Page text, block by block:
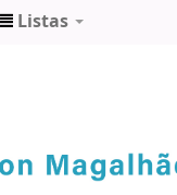
Listas